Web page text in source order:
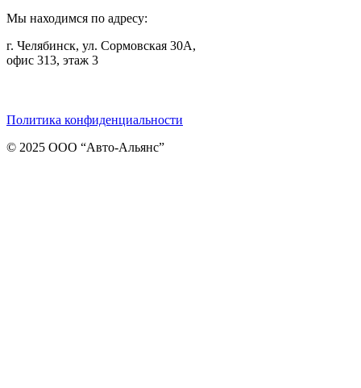
Мы находимся по адресу:
г. Челябинск, ул. Сормовская 30А,
офис 313, этаж 3
Политика конфиденциальности
© 2025 ООО “Авто-Альянс”